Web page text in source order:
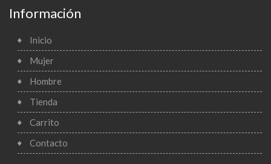
Información
Inicio
Mujer
Hombre
Tienda
Carrito
Contacto